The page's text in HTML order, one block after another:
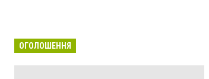
ОГОЛОШЕННЯ